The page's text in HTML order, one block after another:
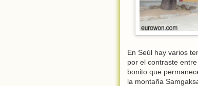
En Seúl hay varios
por el contraste
bonito que
la montaña